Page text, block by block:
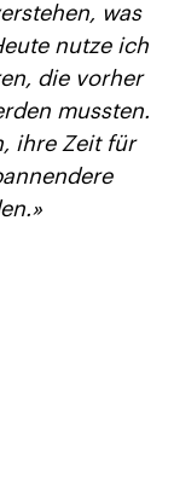
was
nutze ich
die vorher
mussten.
ihre Zeit für
»